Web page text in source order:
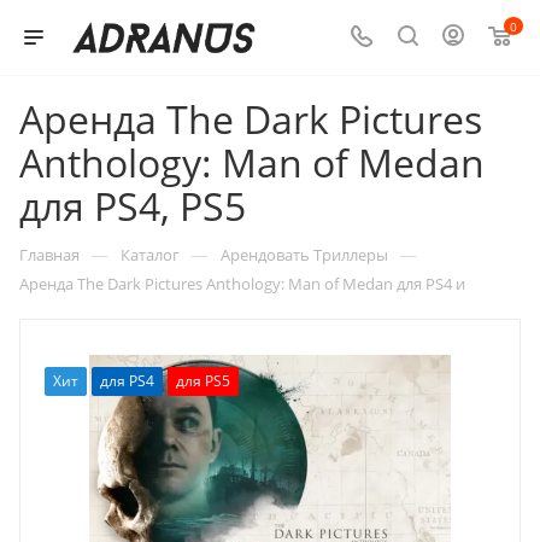
0
Аренда The Dark Pictures
Anthology: Man of Medan
для PS4, PS5
Главная — Каталог — Арендовать Триллеры —
Аренда The Dark Pictures Anthology: Man of Medan для PS4 и
Хит для PS4 для PS5